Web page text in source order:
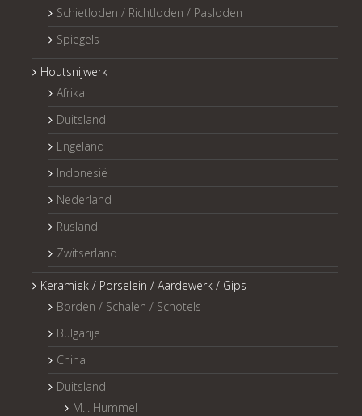
Schietloden / Richtloden / Pasloden
Spiegels
Houtsnijwerk
Afrika
Duitsland
Engeland
Indonesië
Nederland
Rusland
Zwitserland
Keramiek / Porselein / Aardewerk / Gips
Borden / Schalen / Schotels
Bulgarije
China
Duitsland
M.I. Hummel